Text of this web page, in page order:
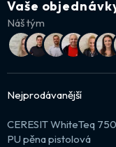
Vaše
Náš tým
Nejprodávanější
CERESIT WhiteTeq
PU pěna pistolová